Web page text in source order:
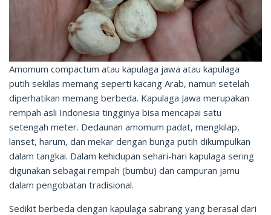
Amomum compactum atau kapulaga jawa atau kapulaga
putih sekilas memang seperti kacang Arab, namun setelah
diperhatikan memang berbeda. Kapulaga Jawa merupakan
rempah asli Indonesia tingginya bisa mencapai satu
setengah meter. Dedaunan amomum padat, mengkilap,
lanset, harum, dan mekar dengan bunga putih dikumpulkan
dalam tangkai. Dalam kehidupan sehari-hari kapulaga sering
digunakan sebagai rempah (bumbu) dan campuran jamu
dalam pengobatan tradisional.
Sedikit berbeda dengan kapulaga sabrang yang berasal dari